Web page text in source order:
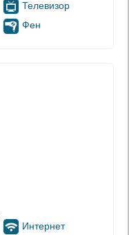
Телевизор
Фен
Интернет